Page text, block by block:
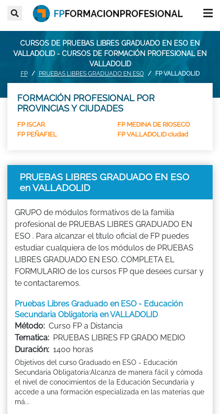
CURSOS DE PRUEBAS LIBRES GRADUADO EN ESO EN
VALLADOLID - CURSOS DE FORMACIÓN PROFESIONAL EN
VALLADOLID
FP PRUEBAS LIBRES GRADUADO EN ESO FP VALLADOLID
FORMACIÓN PROFESIONAL POR
PROVINCIAS Y CIUDADES
FP ISCAR
FP MEDINA DE RIOSECO
FP PEÑAFIEL
FP VALLADOLID ciudad
PRUEBAS LIBRES GRADUADO EN ESO
en VALLADOLID
GRUPO de módulos formativos de la familia
profesional de PRUEBAS LIBRES GRADUADO EN
ESO . Para alcanzar el título oficial de FP puedes
estudiar cualquiera de los módulos de PRUEBAS
LIBRES GRADUADO EN ESO. COMPLETA EL
FORMULARIO de los cursos FP que desees cursar y
te contactaremos.
Pruebas Libres Graduado en ESO - Educación
Secundaria Obligatoria en VALLADOLID
Método: Curso FP a Distancia
Tematica: PRUEBAS LIBRES FP GRADO MEDIO
Duración: 1400 horas
Objetivos del curso Graduado en ESO - Educación
Secundaria Obligatoria:Alcanza de manera fácil y cómoda
el nivel de conocimientos de la Educación Secundaria y
accede a una formación especializada en las materias que
má...